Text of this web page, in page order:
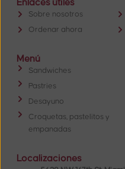
Enlaces útiles
Sobre nosotros
Ordenar ahora
Menú
Sandwiches
Pastries
Desayuno
Croquetas, pastelitos y
empanadas
Localizaciones